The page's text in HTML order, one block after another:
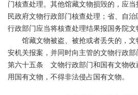
门核查处理。其他馆藏文物损毁的，应
民政府文物行政部门核查处理；省、自
行政部门应当将核查处理结果报国务院文
馆藏文物被盗、被抢或者丢失的，文
安机关报案，并同时向主管的文物行政部
第六十五条 文物行政部门和国有文物收
用国有文物，不得非法侵占国有文物。